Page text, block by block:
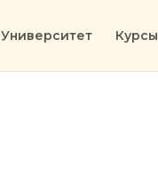
Университет Курсы